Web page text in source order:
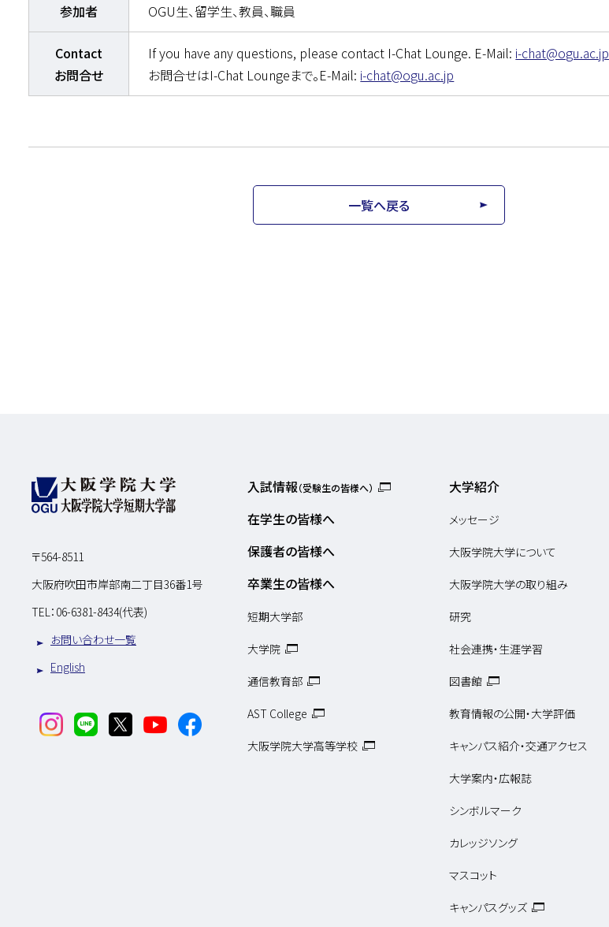
参加者
OGU生、留学生、教員、職員
Contact
お問合せ
If you have any questions, please contact I-Chat Lounge. E-Mail: i-chat@ogu.ac.jp
お問合せはI-Chat Loungeまで。E-Mail: i-chat@ogu.ac.jp
一覧へ戻る
〒564-8511
大阪府吹田市岸部南二丁目36番1号
TEL： 06-6381-8434(代表)
お問い合わせ一覧
English
入試情報（受験生の皆様へ）
在学生の皆様へ
保護者の皆様へ
卒業生の皆様へ
短期大学部
大学院
通信教育部
AST College
大阪学院大学高等学校
大学紹介
メッセージ
大阪学院大学について
大阪学院大学の取り組み
研究
社会連携・生涯学習
図書館
教育情報の公開・大学評価
キャンパス紹介・交通アクセス
大学案内・広報誌
シンボルマーク
カレッジソング
マスコット
キャンパスグッズ